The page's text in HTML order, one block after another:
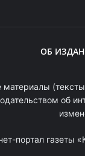
ОБ
материалы
об
портал газеты